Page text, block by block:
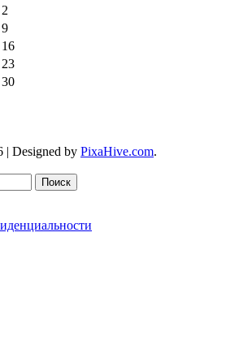
2
9
16
23
30
| Designed by PixaHive.com.